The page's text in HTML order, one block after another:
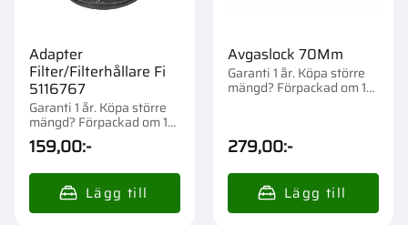
Adapter
Filter/Filterhållare Fi
5116767
Garanti 1 år. Köpa större
mängd? Förpackad om 1
st.
159,00:-
Avgaslock 70Mm
Garanti 1 år. Köpa större
mängd? Förpackad om 1
279,00:-